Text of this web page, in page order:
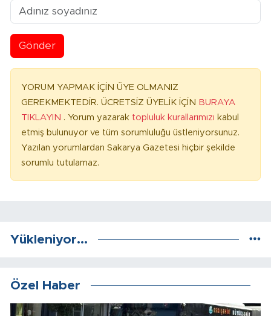
Gönder
YORUM YAPMAK İÇİN ÜYE OLMANIZ
GEREKMEKTEDİR. ÜCRETSİZ ÜYELİK İÇİN BURAYA
TIKLAYIN . Yorum yazarak topluluk kurallarımızı kabul
etmiş bulunuyor ve tüm sorumluluğu üstleniyorsunuz.
Yazılan yorumlardan Sakarya Gazetesi hiçbir şekilde
sorumlu tutulamaz.
Yükleniyor...
Özel Haber